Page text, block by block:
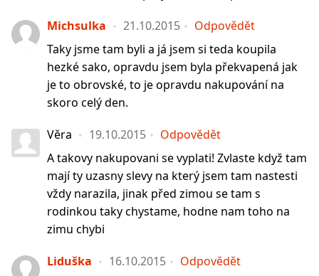
Michsulka 21.10.2015
Odpovědět
Taky jsme tam byli a já jsem si teda koupila
hezké sako, opravdu jsem byla překvapená jak
je to obrovské, to je opravdu nakupování na
skoro celý den.
Věra 19.10.2015
Odpovědět
A takovy nakupovani se vyplati! Zvlaste když tam
mají ty uzasny slevy na který jsem tam nastesti
vždy narazila, jinak před zimou se tam s
rodinkou taky chystame, hodne nam toho na
zimu chybi
Liduška 16.10.2015
Odpovědět